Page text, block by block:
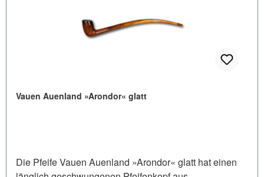
Vauen Auenland »Arondor« glatt
Die Pfeife Vauen Auenland »Arondor« glatt hat einen